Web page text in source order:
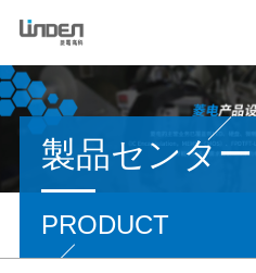
製品センター
PRODUCT